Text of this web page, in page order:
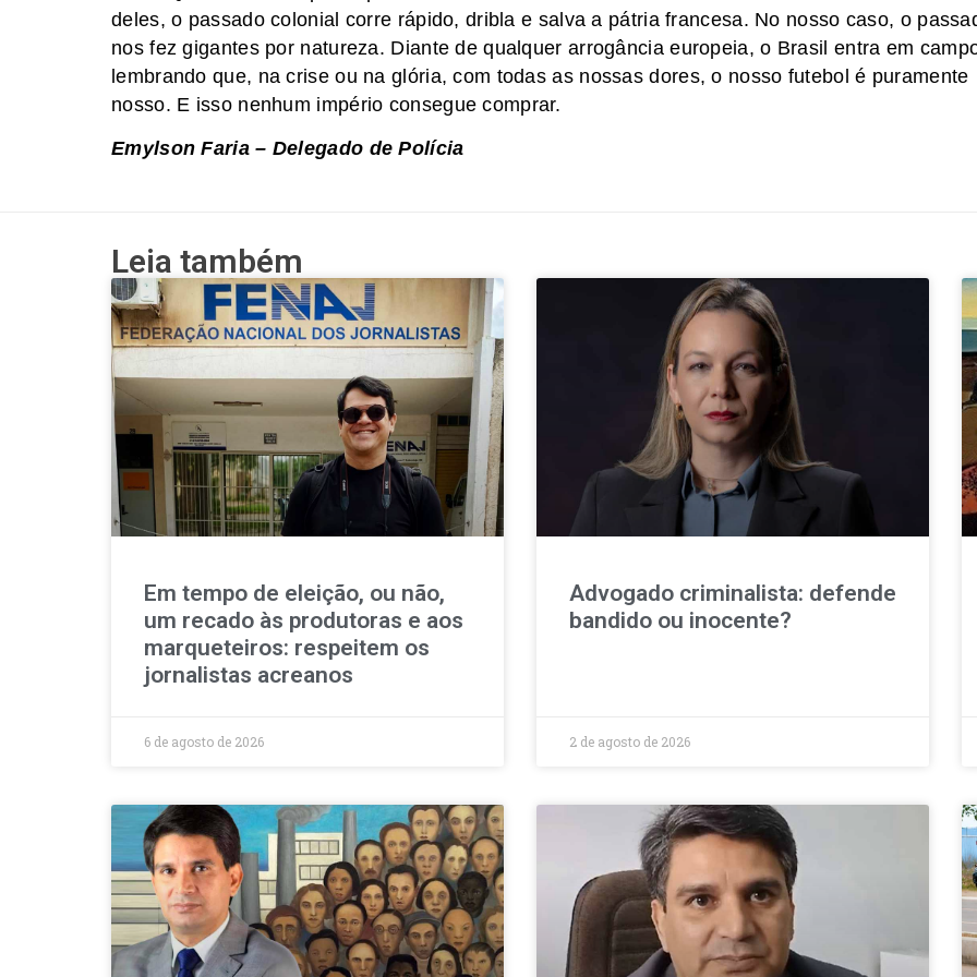
deles, o passado colonial corre rápido, dribla e salva a pátria francesa. No nosso caso, o
nos fez gigantes por natureza. Diante de qualquer arrogância europeia, o Brasil entra em
lembrando que, na crise ou na glória, com todas as nossas dores, o nosso futebol é puramente
nosso. E isso nenhum império consegue comprar.
​Emylson Faria – Delegado de Polícia
Leia também
Em tempo de eleição, ou não,
um recado às produtoras e aos
marqueteiros: respeitem os
jornalistas acreanos
6 de agosto de 2026
Advogado criminalista: defende
bandido ou inocente?
2 de agosto de 2026